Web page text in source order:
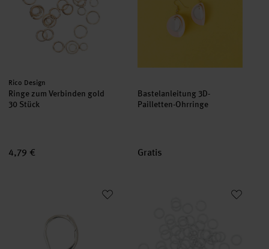
Hersteller:
Rico Design
Ringe zum Verbinden gold
30 Stück
4,79 €
Bastelanleitung 3D-
Pailletten-Ohrringe
Gratis
Brisur silber 15mm 2 Stück Aluminiumringe silber matt 50